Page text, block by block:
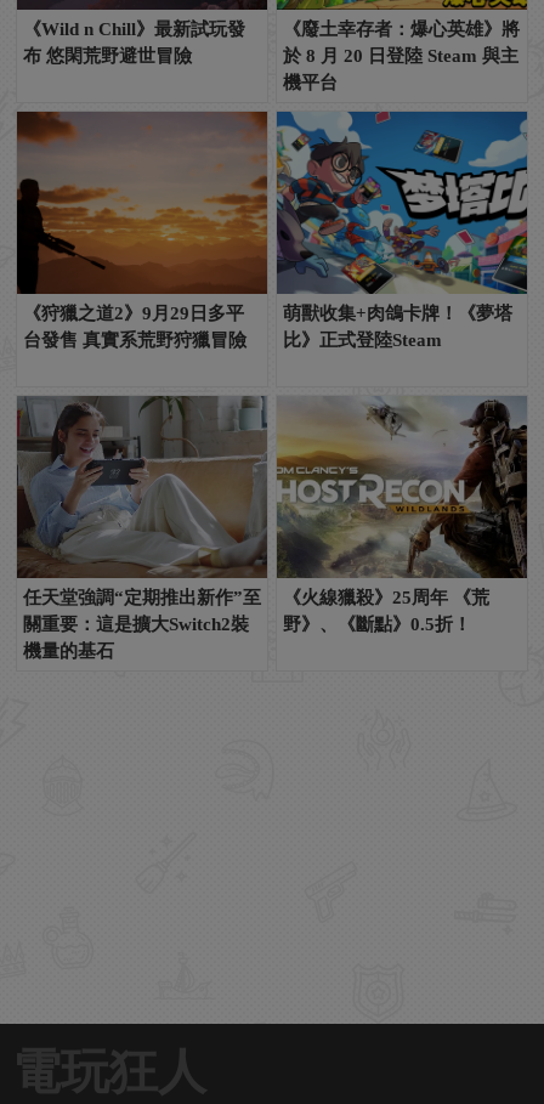
《Wild n Chill》最新試玩發
布 悠閑荒野避世冒險
《廢土幸存者：爆心英雄》將
於 8 月 20 日登陸 Steam 與主
機平台
《狩獵之道2》9月29日多平
台發售 真實系荒野狩獵冒險
萌獸收集+肉鴿卡牌！《夢塔
比》正式登陸Steam
任天堂強調“定期推出新作”至
關重要：這是擴大Switch2裝
機量的基石
《火線獵殺》25周年 《荒
野》、《斷點》0.5折！
電玩狂人